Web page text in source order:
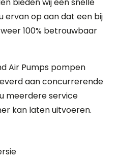
ervan op aan dat een bij
100% betrouwbaar
Air Pumps pompen
aan concurrerende
meerdere service
kan laten uitvoeren.